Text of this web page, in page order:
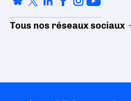
Tous nos réseaux sociaux